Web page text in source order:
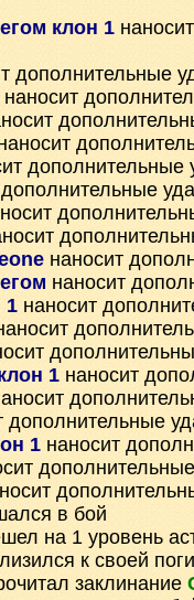
клон 1
дополнительные
наносит
дополнительные
дополнительные
наносит
наносит
1 наносит
1 наносит
дополнительные
1 наносит
в бой
на 1 уровень
к своей
заклинание